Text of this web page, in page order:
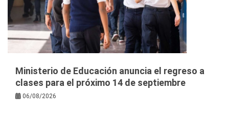
Ministerio de Educación anuncia el regreso a
clases para el próximo 14 de septiembre
06/08/2026